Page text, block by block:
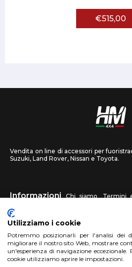
€515,00
Vendita on line di accessori per
Suzuki, Land Rover, Nissan e Toyota.
Informazioni Chi siamo Termini
recessi
HM4X4 FAQ Centri assistenza
Account Registrati Accedi
Utilizziamo i cookie
Potremmo posizionarli per l'analisi dei
migliorare il nostro sito Web, mostrare
un'esperienza di navigazione
cookie utilizziamo aprire le impostazioni.